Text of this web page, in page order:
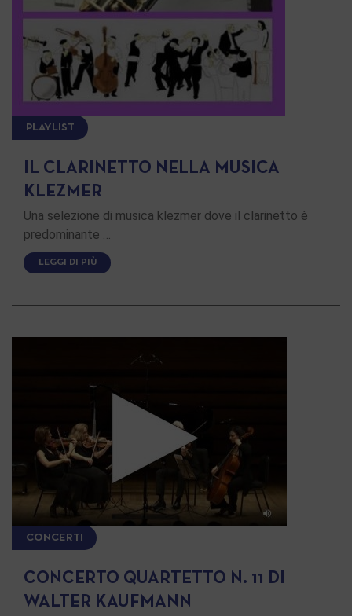
PLAYLIST
IL CLARINETTO NELLA MUSICA
KLEZMER
Una selezione di musica klezmer dove il clarinetto è
predominante …
LEGGI DI PIÙ
CONCERTI
CONCERTO QUARTETTO N. 11 DI
WALTER KAUFMANN